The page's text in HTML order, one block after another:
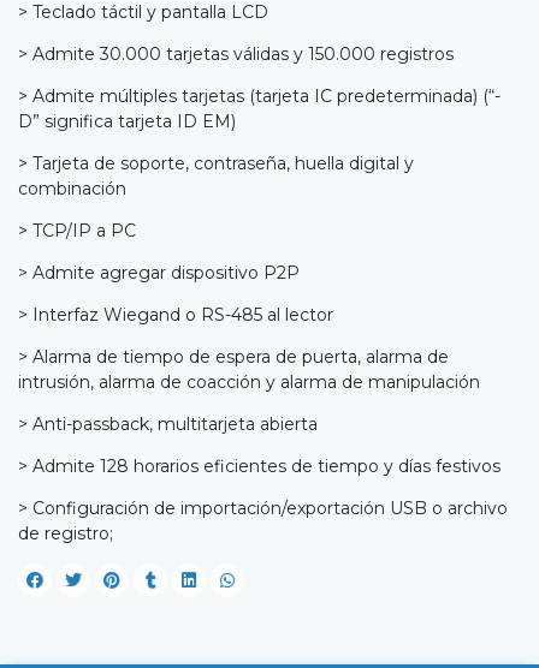
> Teclado táctil y pantalla LCD
> Admite 30.000 tarjetas válidas y 150.000 registros
> Admite múltiples tarjetas (tarjeta IC predeterminada) (“-
D” significa tarjeta ID EM)
> Tarjeta de soporte, contraseña, huella digital y
combinación
> TCP/IP a PC
> Admite agregar dispositivo P2P
> Interfaz Wiegand o RS-485 al lector
> Alarma de tiempo de espera de puerta, alarma de
intrusión, alarma de coacción y alarma de manipulación
> Anti-passback, multitarjeta abierta
> Admite 128 horarios eficientes de tiempo y días festivos
> Configuración de importación/exportación USB o archivo
de registro;